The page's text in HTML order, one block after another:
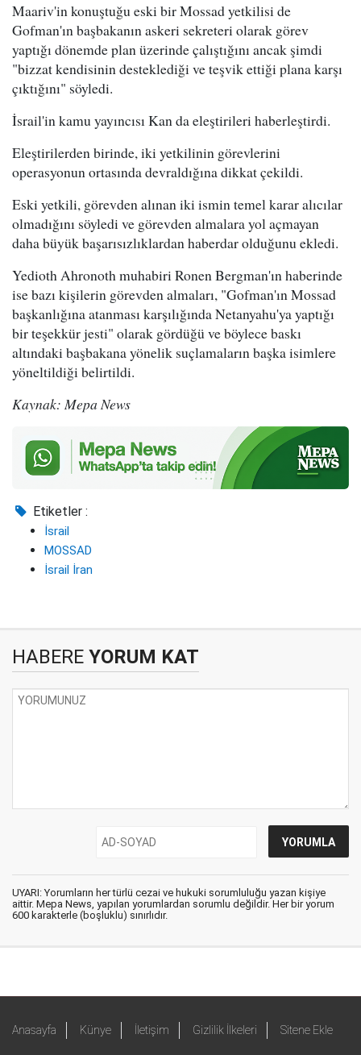
Maariv'in konuştuğu eski bir Mossad yetkilisi de
Gofman'ın başbakanın askeri sekreteri olarak görev
yaptığı dönemde plan üzerinde çalıştığını ancak şimdi
"bizzat kendisinin desteklediği ve teşvik ettiği plana karşı
çıktığını" söyledi.
İsrail'in kamu yayıncısı Kan da eleştirileri haberleştirdi.
Eleştirilerden birinde, iki yetkilinin görevlerini
operasyonun ortasında devraldığına dikkat çekildi.
Eski yetkili, görevden alınan iki ismin temel karar alıcılar
olmadığını söyledi ve görevden almalara yol açmayan
daha büyük başarısızlıklardan haberdar olduğunu ekledi.
Yedioth Ahronoth muhabiri Ronen Bergman'ın haberinde
ise bazı kişilerin görevden almaları, "Gofman'ın Mossad
başkanlığına atanması karşılığında Netanyahu'ya yaptığı
bir teşekkür jesti" olarak gördüğü ve böylece baskı
altındaki başbakana yönelik suçlamaların başka isimlere
yöneltildiği belirtildi.
Kaynak: Mepa News
Etiketler :
İsrail
MOSSAD
İsrail İran
HABERE YORUM KAT
UYARI: Yorumların her türlü cezai ve hukuki sorumluluğu yazan kişiye
aittir. Mepa News, yapılan yorumlardan sorumlu değildir. Her bir yorum
600 karakterle (boşluklu) sınırlıdır.
Anasayfa Künye İletişim Gizlilik İlkeleri Sitene Ekle